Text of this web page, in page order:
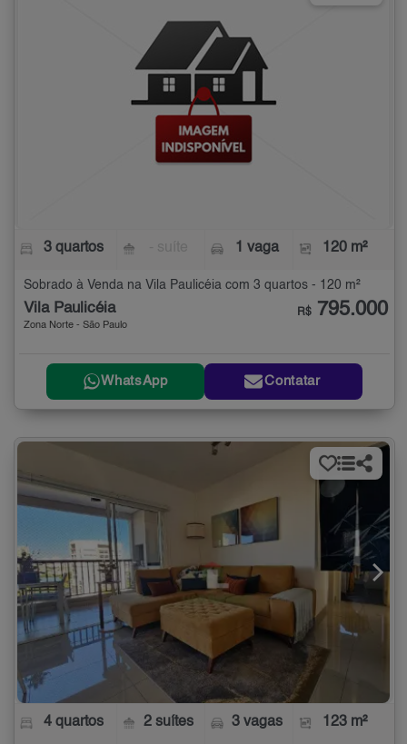
3 quartos 1 vaga 120 m²
Sobrado à Venda na Vila Paulicéia com 3 quartos - 120 m²
Vila Paulicéia
Zona Norte - São Paulo
R$ 795.000
WhatsApp Contatar
4 quartos 2 suítes 3 vagas 123 m²